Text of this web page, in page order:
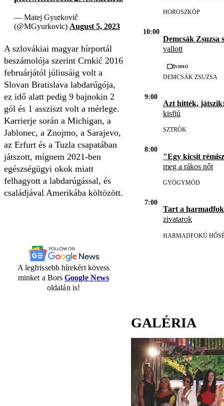
— Matej Gyurkovič
(@MGyurkovic) August 5, 2023
A szlovákiai magyar hírportál
beszámolója szerint Crnkić 2016
februárjától júliusáig volt a
Slovan Bratislava labdarúgója,
ez idő alatt pedig 9 bajnokin 2
gól és 1 assziszt volt a mérlege.
Karrierje során a Michigan, a
Jablonec, a Znojmo, a Sarajevo,
az Erfurt és a Tuzla csapatában
játszott, mígnem 2021-ben
egészségügyi okok miatt
felhagyott a labdarúgással, és
családjával Amerikába költözött.
A legfrissebb hírekért kövess
minket a BorsGoogle News
oldalán is!
HOROSZKÓP
10:00
Demcsák Zsuzsa
vallott
Videó
DEMCSÁK ZSUZSA
9:00
Azt hitték,
kisfiú
SZTRÓK
8:00
"Egy kicsit
meg a rákos nőt
GYÓGYMÓD
7:00
Tart a
zivatarok
HARMADFOKÚ
GALÉRIA